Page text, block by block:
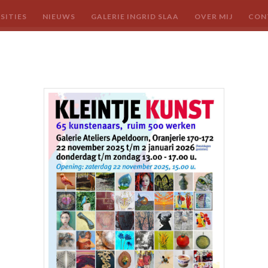
NIEUWS GALERIE INGRID SLAA OVER MIJ